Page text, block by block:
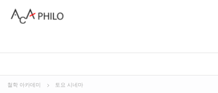
철학 아카데미 > 토요 시네마